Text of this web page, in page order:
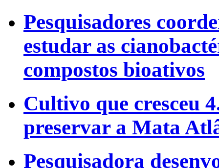
Pesquisadores
estudar as
compostos bioativos
Cultivo que cresceu
preservar a Mata
Pesquisadora